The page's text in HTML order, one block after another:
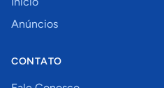
Anúncios
CONTATO